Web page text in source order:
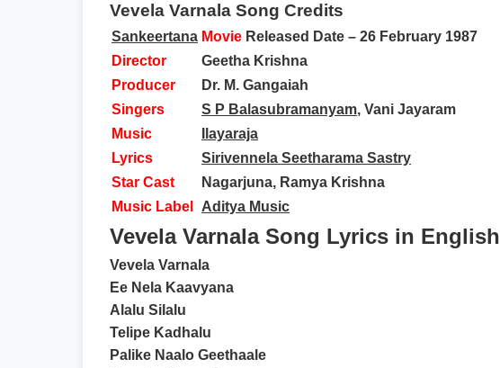
Vevela Varnala Song Credits
Sankeertana Movie Released Date – 26 February 1987
Director
Geetha Krishna
Producer
Dr. M. Gangaiah
Singers
S P Balasubramanyam, Vani Jayaram
Music
Ilayaraja
Lyrics
Sirivennela Seetharama Sastry
Star Cast
Nagarjuna, Ramya Krishna
Music Label
Aditya Music
Vevela Varnala Song Lyrics in English
Vevela Varnala
Ee Nela Kaavyana
Alalu Silalu
Telipe Kadhalu
Palike Naalo Geethaale